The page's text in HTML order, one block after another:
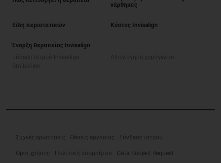
νάρθηκες
Είδη περιστατικών Κόστος Invisalign
Έναρξη θεραπείας Invisalign
Συχνές ερωτήσεις Θέσεις εργασίας Σύνδεση ιατρού
Όροι χρήσης Πολιτική απορρήτου Data Subject Request